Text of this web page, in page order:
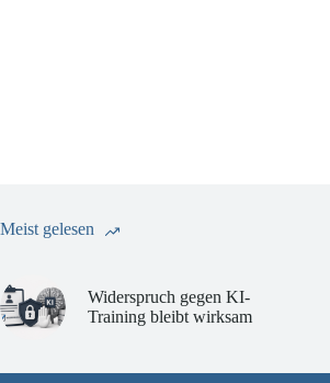
Meist gelesen
Widerspruch gegen KI-
Training bleibt wirksam